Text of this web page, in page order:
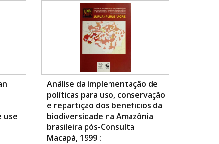
use
Análise da implementação de
políticas para uso, conservação
e repartição dos benefícios da
biodiversidade na Amazônia
brasileira pós-Consulta
Macapá, 1999 :